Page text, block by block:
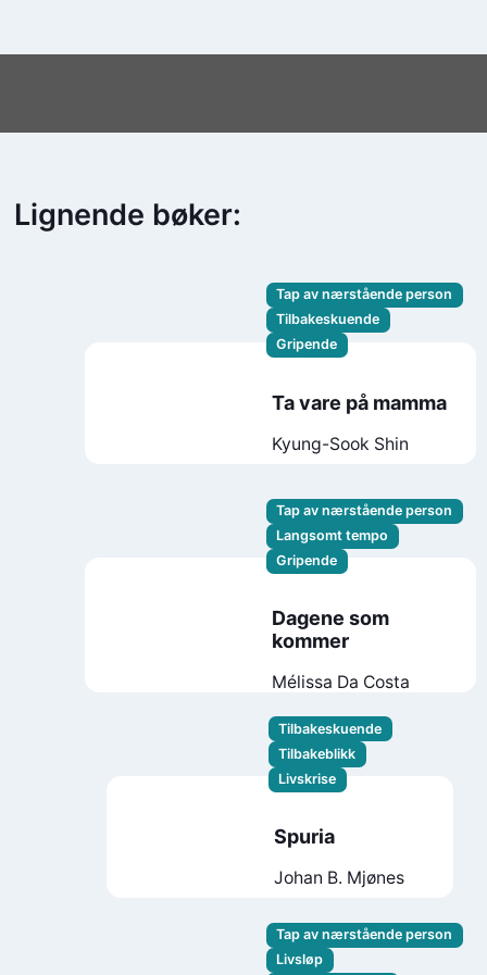
Lignende bøker:
Tap av nærstående person
Tilbakeskuende
Gripende
Ta vare på mamma
Kyung-Sook Shin
Tap av nærstående person
Langsomt tempo
Gripende
Dagene som
kommer
Mélissa Da Costa
Tilbakeskuende
Tilbakeblikk
Livskrise
Spuria
Johan B. Mjønes
Tap av nærstående person
Livsløp